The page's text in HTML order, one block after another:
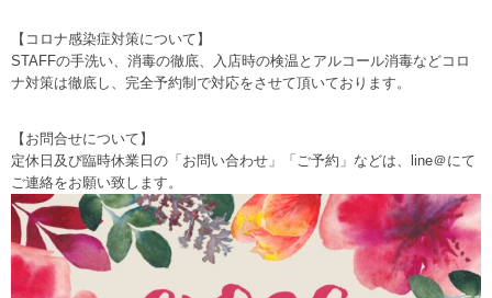
【コロナ感染症対策について】
STAFFの手洗い、消毒の徹底、入店時の検温とアルコール消毒などコロ
ナ対策は徹底し、完全予約制で対応をさせて頂いております。
【お問合せについて】
定休日及び臨時休業日の「お問い合わせ」「ご予約」などは、line＠にて
ご連絡をお願い致します。